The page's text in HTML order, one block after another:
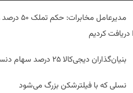
مدیرعامل
دریافت کردیم
بنیان‌گذاران دیجی‌کالا ۲۵ درصد سهام دنسه را خریدند
نسلی که با فیلترشکن بزرگ می‌شود